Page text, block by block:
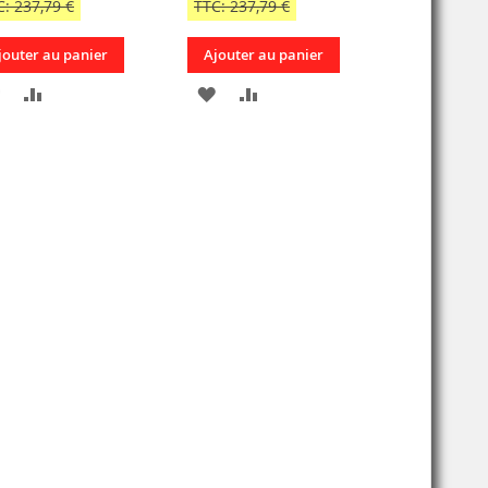
237,79 €
au panier
AJOUTER
TTC: 237,79 €
Ajouter au panier
AJOUTER